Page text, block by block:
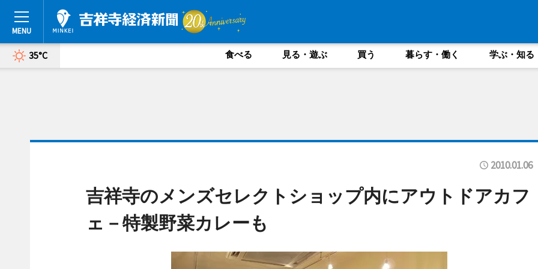
35°C 食べる 見る・遊ぶ 買う 暮らす・働く 学ぶ・知る
2010.01.06
吉祥寺のメンズセレクトショップ内にアウトドアカフ
ェ－特製野菜カレーも